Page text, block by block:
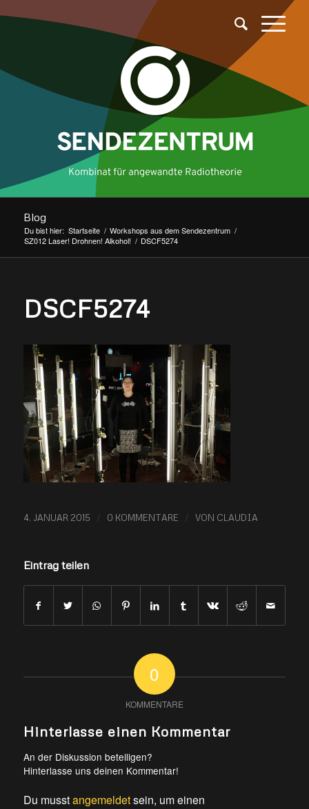
Blog
Du bist hier: Startseite / Workshops aus dem Sendezentrum /
SZ012 Laser! Drohnen! Alkohol! / DSCF5274
DSCF5274
4. JANUAR 2015 / 0 KOMMENTARE / VON CLAUDIA
Eintrag teilen
0
KOMMENTARE
Hinterlasse einen Kommentar
An der Diskussion beteiligen?
Hinterlasse uns deinen Kommentar!
Du musstangemeldetsein, um einen